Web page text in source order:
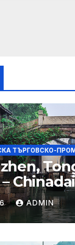
ТЪРГОВСКО-
ADMIN